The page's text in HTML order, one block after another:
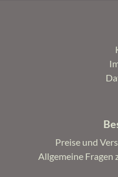
Preise und
Allgemeine Fragen